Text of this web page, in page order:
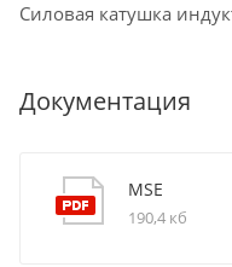
Силовая катушка
Документация
MSE
190,4 кб